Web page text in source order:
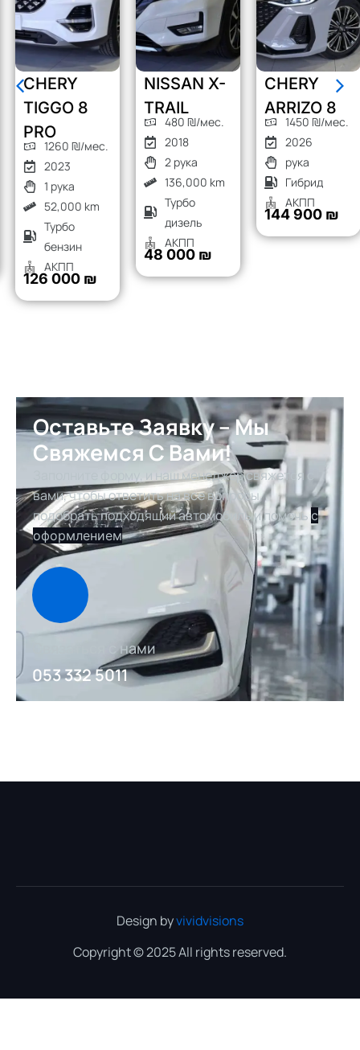
CHERY
TIGGO 8
PRO
1260 ₪/мес.
2023
1 рука
52,000 km
Турбо
бензин
АКПП
126 000 ₪
NISSAN X-
TRAIL
480 ₪/мес.
2018
2 рука
136,000 km
Турбо
дизель
АКПП
48 000 ₪
CHERY
ARRIZO 8
1450 ₪/мес.
2026
рука
Гибрид
АКПП
144 900 ₪
Оставьте Заявку – Мы
Свяжемся С Вами!
Заполните форму, и наш менеджер свяжется с
вами, чтобы ответить на все вопросы,
подобрать подходящий автомобиль и помочьс
оформлением
Связаться с нами
053 332 5011
Design byvividvisions
Copyright © 2025 All rights reserved.